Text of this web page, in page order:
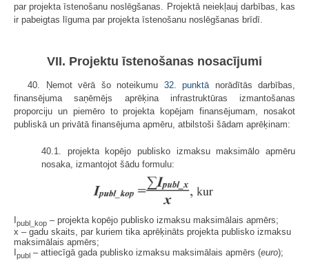
par projekta īstenošanu noslēgšanas. Projektā neiekļauj darbības, kas
ir pabeigtas līguma par projekta īstenošanu noslēgšanas brīdī.
VII. Projektu īstenošanas nosacījumi
40. Ņemot vērā šo noteikumu 32. punktā norādītās darbības,
finansējuma saņēmējs aprēķina infrastruktūras izmantošanas
proporciju un piemēro to projekta kopējam finansējumam, nosakot
publiskā un privātā finansējuma apmēru, atbilstoši šādam aprēķinam:
40.1. projekta kopējo publisko izmaksu maksimālo apmēru
nosaka, izmantojot šādu formulu:
publ_kop – projekta kopējo publisko izmaksu maksimālais apmērs;
x – gadu skaits, par kuriem tika aprēķināts projekta publisko izmaksu
maksimālais apmērs;
publ – attiecīgā gada publisko izmaksu maksimālais apmērs (euro);